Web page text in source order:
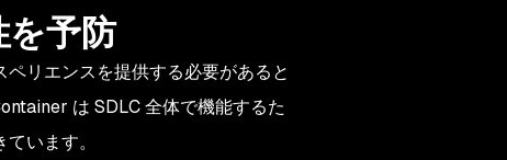
予防
リエンスを提供する必要があると
は SDLC 全体で機能するた
います。